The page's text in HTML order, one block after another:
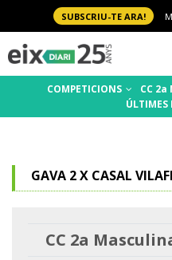
SUBSCRIU-TE ARA!
COMPETICIONS
CC
ÚLTIMES
GAVA 2 X CASAL
CC 2a